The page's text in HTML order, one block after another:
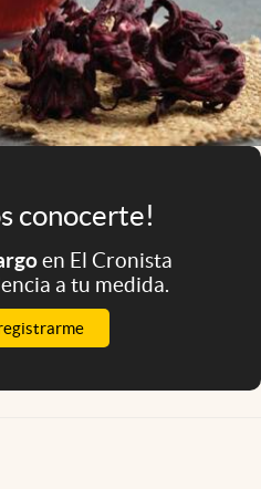
conocerte!
en El Cronista
a tu medida.